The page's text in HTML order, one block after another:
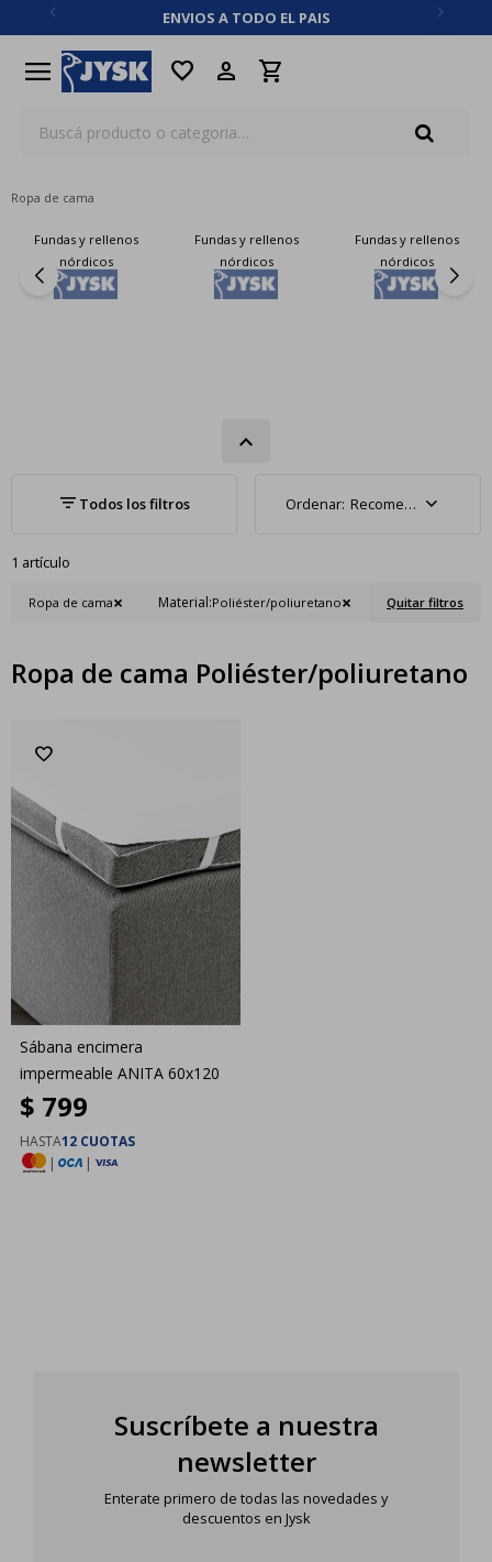
ENVIOS A TODO EL PAIS
menu favorite
Ropa de cama
Fundas y rellenos
nórdicos
Fundas y rellenos
nórdicos
Fundas y rellenos
nórdicos
Recomendados
1 artículo
Ropa de cama Material:Poliéster/poliuretano Quitar filtros
Ropa de cama Poliéster/poliuretano
Sábana encimera
impermeable ANITA 60x120
$ 799
HASTA12 CUOTAS
|
|
Suscríbete a nuestra
newsletter
Enterate primero de todas las novedades y
descuentos en Jysk
close